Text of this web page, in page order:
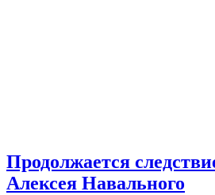
Продолжается
Алексея Навального